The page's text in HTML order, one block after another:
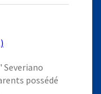
possédé